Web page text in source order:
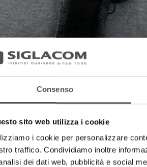
Consenso
sito web utilizza i cookie
i cookie per personalizzare
traffico. Condividiamo inoltre
dei dati web, pubblicità e social